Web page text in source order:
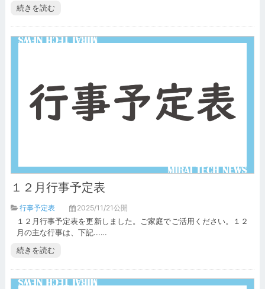
続きを読む
１２月行事予定表
行事予定表
2025/11/21公開
１２月行事予定表を更新しました。ご家庭でご活用ください。１２
月の主な行事は、下記...…
続きを読む